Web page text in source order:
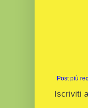
Post più
Iscriviti